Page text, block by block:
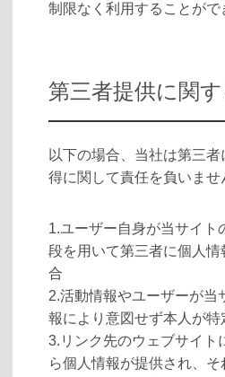
制限なく利用することがで
第三者提供に関
以下の場合、当社は第三
得に関して責任を負いませ
1.ユーザー自身が当サイト
段を用いて第三者に個人
合
2.活動情報やユーザーが当
報により意図せず本人が特
3.リンク先のウェブサイト
ら個人情報が提供され、